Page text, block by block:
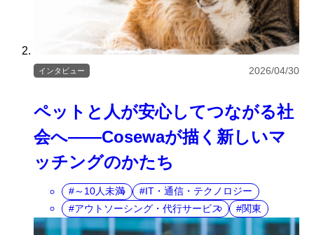
ペットと人が安心してつながる社
会へ――Cosewaが描く新しいマ
ッチングのかたち
インタビュー 2026/04/30
～10人未満
IT・通信・テクノロジー
アウトソーシング・代行サービス
関東